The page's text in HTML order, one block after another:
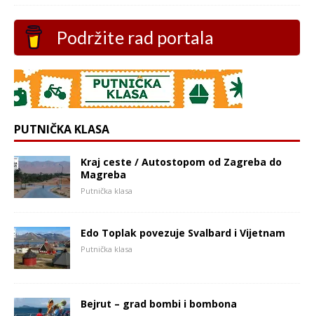
Podržite rad portala
PUTNIČKA KLASA
Kraj ceste / Autostopom od Zagreba do
Magreba
Putnička klasa
Edo Toplak povezuje Svalbard i Vijetnam
Putnička klasa
Bejrut – grad bombi i bombona